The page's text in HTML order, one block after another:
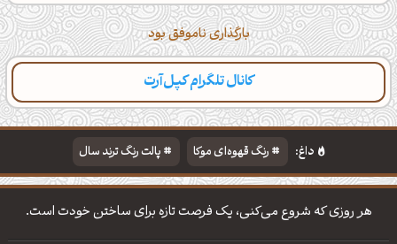
بارگذاری ناموفق بود
کانال تلگرام کپل‌آرت
دسته‌بندی مطالب تازه تایپوگرافی پالت‌ها
داغ: رنگ قهوه‌ای موکا
پالت رنگ ترند سال
دانلود والپیپر مذهبی
تایپوگرافی شعر مولانا
هر روزی که شروع می‌کنی، یک فرصت تازه برای ساختن خودت است.